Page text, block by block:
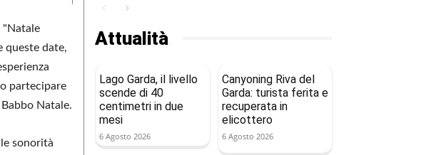
"Natale
queste date,
partecipare
Natale.
sonorità
Attualità
Lago Garda, il livello
scende di 40
centimetri in due
mesi
6 Agosto 2026
Canyoning Riva del
Garda: turista ferita e
recuperata in
elicottero
6 Agosto 2026